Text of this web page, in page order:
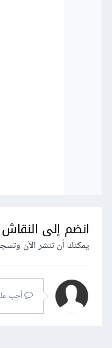
انضم إلى النقاش
يمكنك أن تنشر الآن
أجب